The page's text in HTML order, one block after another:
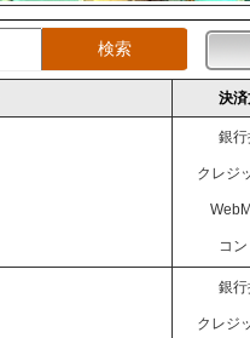
決
銀
クレジ
コ
銀
クレジ